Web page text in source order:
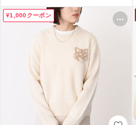
¥1,000クーポン